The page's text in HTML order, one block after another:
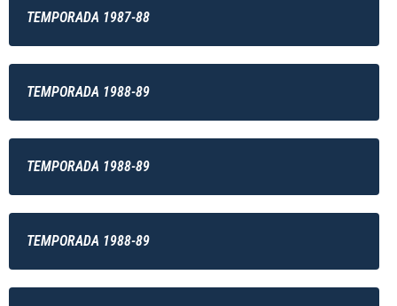
TEMPORADA 1987-88
TEMPORADA 1988-89
TEMPORADA 1988-89
TEMPORADA 1988-89